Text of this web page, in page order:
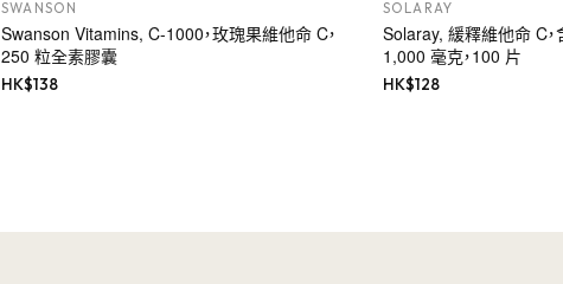
SWANSON
Swanson Vitamins, C-1000，玫瑰果維他命 C，
250 粒全素膠囊
HK$138
SOLARAY
Solaray, 緩釋維他命 C，
1,000 毫克，100 片
HK$128